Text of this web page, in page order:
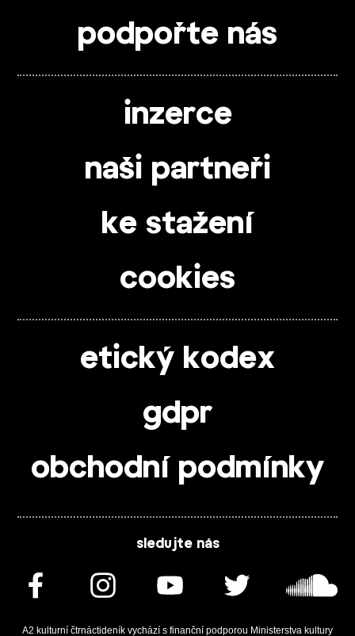
podpořte nás
inzerce
naši partneři
ke stažení
cookies
etický kodex
gdpr
obchodní podmínky
sledujte nás
A2 kulturní čtrnáctideník vychází s finanční podporou Ministerstva kultury